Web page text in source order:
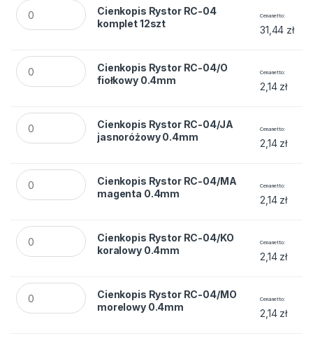
Cienkopis Rystor RC-04 komplet 12szt quantity
Cienkopis Rystor RC-04
komplet 12szt
Cena netto
31,44 zł
Cienkopis Rystor RC-04/O fiołkowy 0.4mm quantity
Cienkopis Rystor RC-04/O
fiołkowy 0.4mm
Cena netto
2,14 zł
Cienkopis Rystor RC-04/JA jasnoróżowy 0.4mm quantity
Cienkopis Rystor RC-04/JA
jasnoróżowy 0.4mm
Cena netto
2,14 zł
Cienkopis Rystor RC-04/MA magenta 0.4mm quantity
Cienkopis Rystor RC-04/MA
magenta 0.4mm
Cena netto
2,14 zł
Cienkopis Rystor RC-04/KO koralowy 0.4mm quantity
Cienkopis Rystor RC-04/KO
koralowy 0.4mm
Cena netto
2,14 zł
Cienkopis Rystor RC-04/MO morelowy 0.4mm quantity
Cienkopis Rystor RC-04/MO
morelowy 0.4mm
Cena netto
2,14 zł